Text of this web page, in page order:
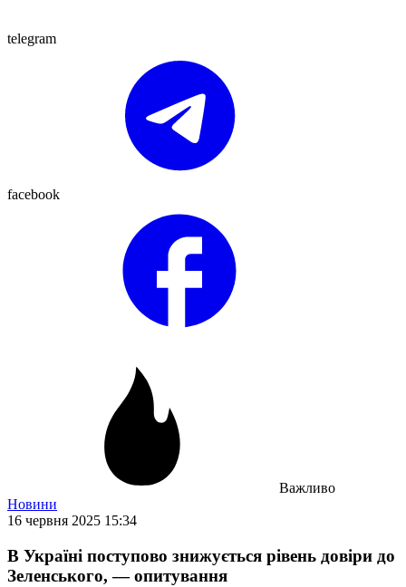
telegram
facebook
Важливо
Новини
16 червня 2025 15:34
В Україні поступово знижується рівень довіри до
Зеленського, — опитування